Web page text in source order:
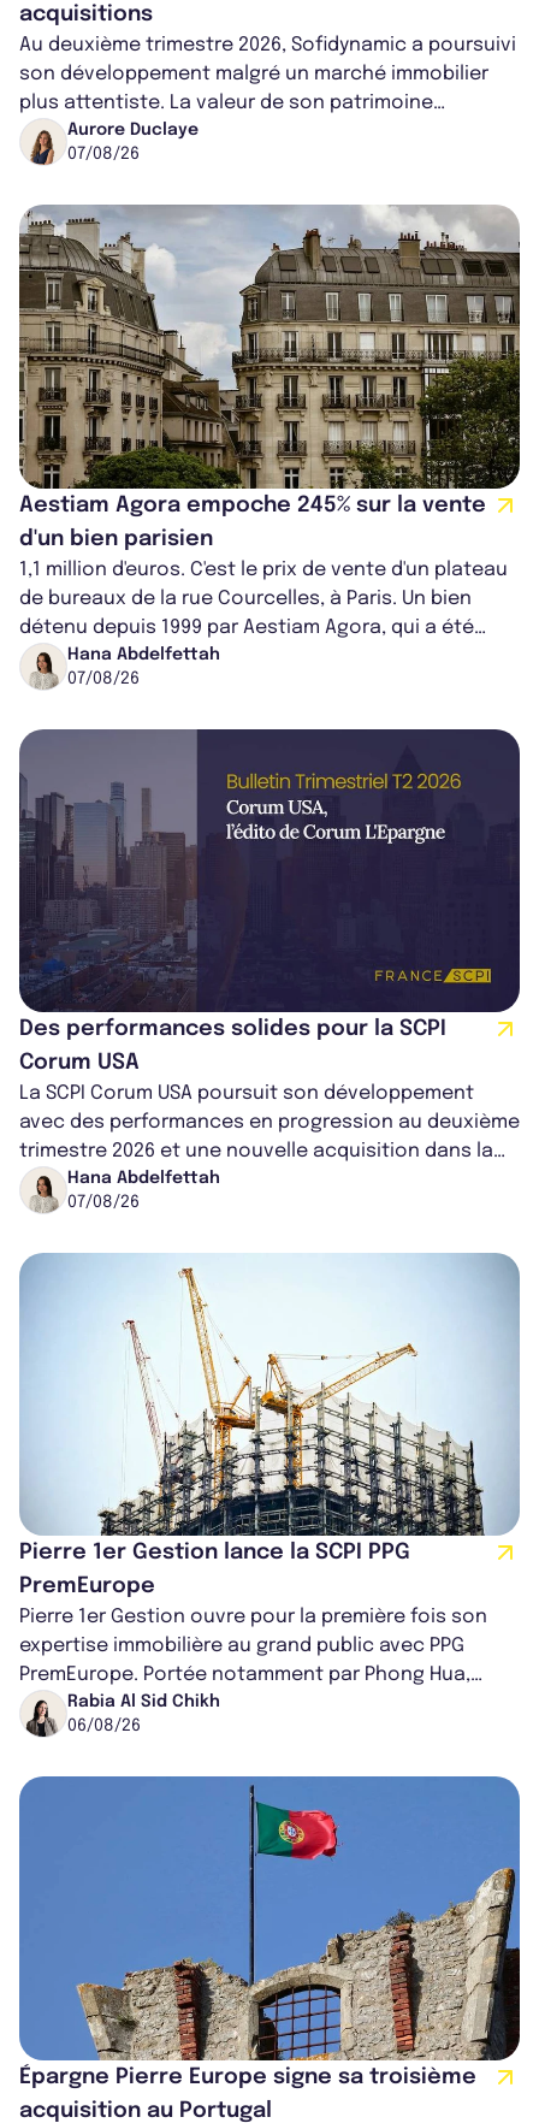
acquisitions
Au deuxième trimestre 2026, Sofidynamic a poursuivi
son développement malgré un marché immobilier
plus attentiste. La valeur de son patrimoine
progresse de 3,8% à périmètre constan...
Aurore Duclaye
07/08/26
Aestiam Agora empoche 245% sur la vente
d'un bien parisien
1,1 million d'euros. C'est le prix de vente d'un plateau
de bureaux de la rue Courcelles, à Paris. Un bien
détenu depuis 1999 par Aestiam Agora, qui a été
cédé avec une plus-value...
Hana Abdelfettah
07/08/26
Des performances solides pour la SCPI
Corum USA
La SCPI Corum USA poursuit son développement
avec des performances en progression au deuxième
trimestre 2026 et une nouvelle acquisition dans la
région de Chicago. Entre hausse de...
Hana Abdelfettah
07/08/26
Pierre 1er Gestion lance la SCPI PPG
PremEurope
Pierre 1er Gestion ouvre pour la première fois son
expertise immobilière au grand public avec PPG
PremEurope. Portée notamment par Phong Hua,
ancien directeur des investissements d...
Rabia Al Sid Chikh
06/08/26
Épargne Pierre Europe signe sa troisième
acquisition au Portugal